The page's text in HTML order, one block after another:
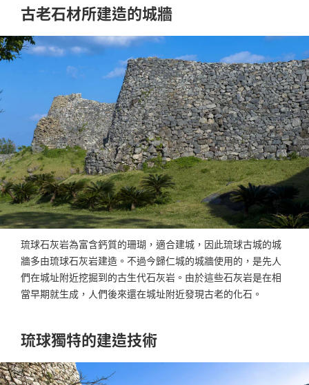
古老石材所建造的城牆
琉球石灰岩為富含鈣質的珊瑚，適合建城，因此琉球古城的城
牆多由琉球石灰岩建造。不過今歸仁城的城牆使用的，是先人
們在城址附近挖掘到的古生代石灰岩。由於這些石灰岩是在相
當早期就生成，人們後來還在城址附近發現古老的化石。
琉球獨特的建造技術